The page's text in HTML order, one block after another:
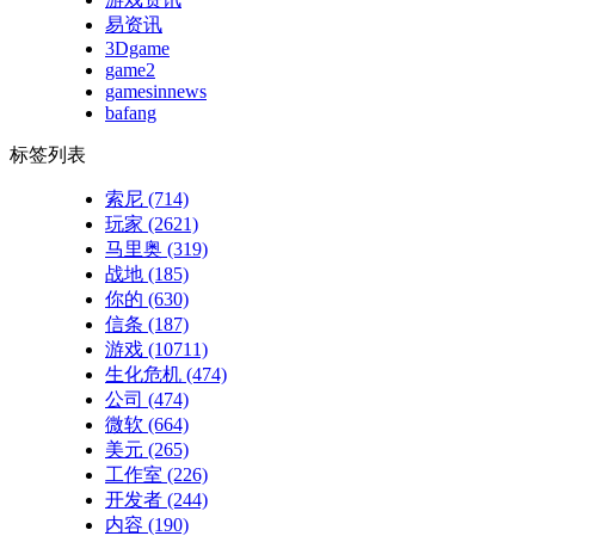
易资讯
3Dgame
game2
gamesinnews
bafang
标签列表
索尼 (714)
玩家 (2621)
马里奥 (319)
战地 (185)
你的 (630)
信条 (187)
游戏 (10711)
生化危机 (474)
公司 (474)
微软 (664)
美元 (265)
工作室 (226)
开发者 (244)
内容 (190)